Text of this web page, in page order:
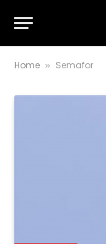
Home » Semafor